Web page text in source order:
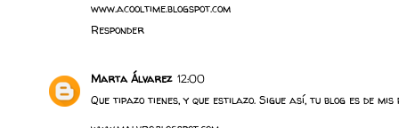
www.acooltime.blogspot.com
Responder
Marta Álvarez 12:00
Que tipazo tienes, y que estilazo. Sigue así, tu blog es de